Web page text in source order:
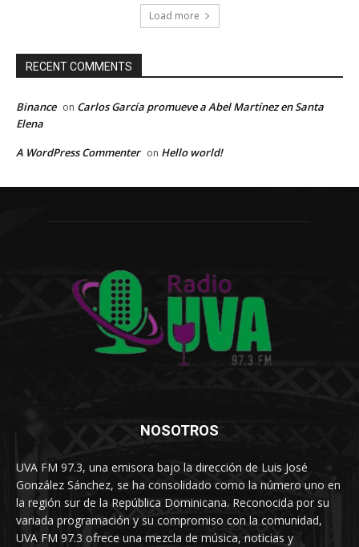
Load more
RECENT COMMENTS
Binance on Carlos García promueve a Abel Martínez en Santa
Elena
A WordPress Commenter on Hello world!
NOSOTROS
UVA FM 97.3, una emisora bajo la dirección de Luis José
González Sánchez, se ha consolidado como la número uno en
la región sur de la República Dominicana. Reconocida por su
variada programación y su compromiso con la comunidad,
UVA FM 97.3 ofrece una mezcla de música, noticias y